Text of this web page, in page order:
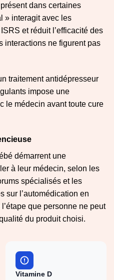
dans certaines
» interagit avec les
et réduit l’efficacité des
interactions ne figurent pas
traitement antidépresseur
impose une
le médecin avant toute cure
démarrent une
à leur médecin, selon les
spécialisés et les
sur l’automédication en
que personne ne peut
du produit choisi.
Vitamine D